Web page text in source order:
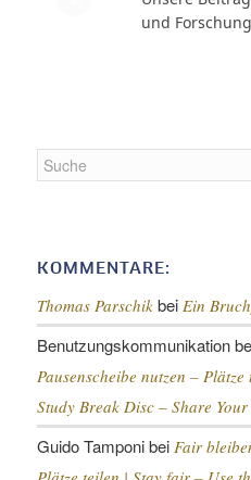
und Forschung
KOMMENTARE:
Thomas Parschikbei Ein
Benutzungskommunikation
Pausenscheibe nutzen – Plätze
Study Break Disc – Share Your
Guido Tamponibei Fair